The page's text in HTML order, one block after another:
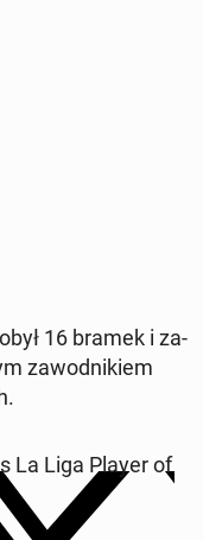
16 bramek i za­
za­wod­ni­kiem
La Liga Player of